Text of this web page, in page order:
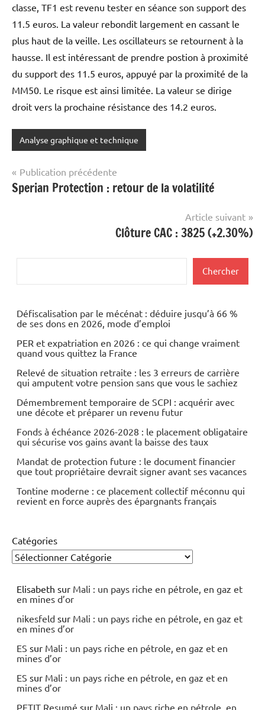
classe, TF1 est revenu tester en séance son support des
11.5 euros. La valeur rebondit largement en cassant le
plus haut de la veille. Les oscillateurs se retournent à la
hausse. Il est intéressant de prendre postion à proximité
du support des 11.5 euros, appuyé par la proximité de la
MM50. Le risque est ainsi limitée. La valeur se dirige
droit vers la prochaine résistance des 14.2 euros.
Analyse graphique et technique
Navigation
de
Publication précédente
Sperian Protection : retour de la volatilité
Article suivant
Clôture CAC : 3825 (+2.30%)
Chercher
Défiscalisation par le mécénat : déduire jusqu’à 66 %
de ses dons en 2026, mode d’emploi
PER et expatriation en 2026 : ce qui change vraiment
quand vous quittez la France
Relevé de situation retraite : les 3 erreurs de carrière
qui amputent votre pension sans que vous le sachiez
Démembrement temporaire de SCPI : acquérir avec
une décote et préparer un revenu futur
Fonds à échéance 2026-2028 : le placement obligataire
qui sécurise vos gains avant la baisse des taux
Mandat de protection future : le document financier
que tout propriétaire devrait signer avant ses vacances
Tontine moderne : ce placement collectif méconnu qui
revient en force auprès des épargnants français
Catégories
Elisabeth sur Mali : un pays riche en pétrole, en gaz et
en mines d’or
nikesfeld sur Mali : un pays riche en pétrole, en gaz et
en mines d’or
ES sur Mali : un pays riche en pétrole, en gaz et en
mines d’or
ES sur Mali : un pays riche en pétrole, en gaz et en
mines d’or
PETIT Resumé sur Mali : un pays riche en pétrole, en